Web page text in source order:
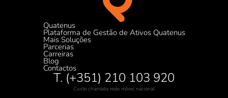
Quatenus
Plataforma de Gestão de Ativos Quatenus
Mais Soluções
Parcerias
Carreiras
Blog
Contactos
T. (+351) 210 103 920
Custo chamada rede móvel nacional